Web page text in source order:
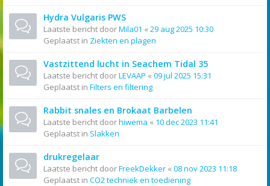
Hydra Vulgaris PWS
Laatste bericht doorMila01 « 29 aug 2025 10:30
Geplaatst in Ziekten en plagen
Vastzittend lucht in Seachem Tidal 35
Laatste bericht doorLEVAAP « 09 jul 2025 15:31
Geplaatst in Filters en filtering
Rabbit snales en Brokaat Barbelen
Laatste bericht doorhiwema « 10 dec 2023 11:41
Geplaatst in Slakken
drukregelaar
Laatste bericht doorFreekDekker « 08 nov 2023 11:18
Geplaatst in CO2 techniek en toediening